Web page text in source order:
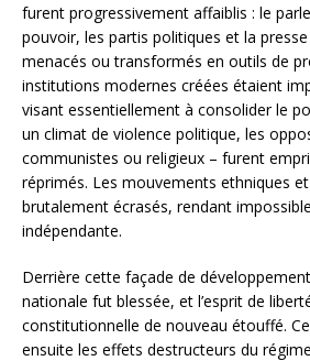
furent progressivement affaiblis : le
pouvoir, les partis politiques et la
menacés ou transformés en outils de
institutions modernes créées étaient
visant essentiellement à consolider le
un climat de violence politique, les
communistes ou religieux – furent
réprimés. Les mouvements ethniques
brutalement écrasés, rendant
indépendante.
Derrière cette façade de
nationale fut blessée, et l’esprit de
constitutionnelle de nouveau étouffé.
ensuite les effets destructeurs du